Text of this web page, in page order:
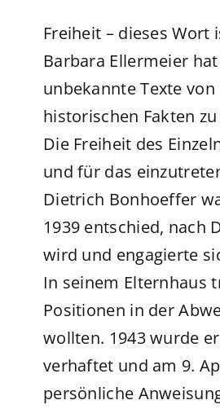
Freiheit – dieses
Barbara Ellermeier
unbekannte Texte
historischen Fakten
Die Freiheit des
und für das
Dietrich Bonhoeffer
1939 entschied, nach
wird und engagierte
In seinem Elternhaus
Positionen in der
wollten. 1943 wurde
verhaftet und am 9.
persönliche